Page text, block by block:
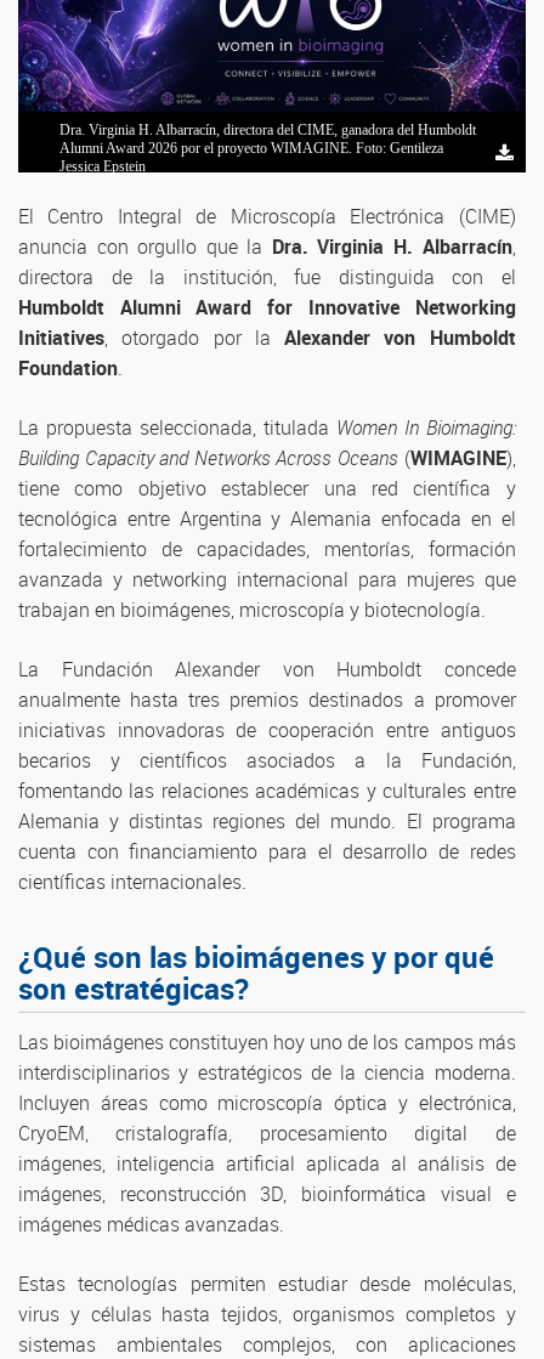
Dra. Virginia H. Albarracín, directora del CIME, ganadora del Humboldt
Alumni Award 2026 por el proyecto WIMAGINE. Foto: Gentileza
Jessica Epstein
Dra. Virginia H. Albarracín, directora del CIME, ganadora del Humboldt
Alumni Award 2026 por el proyecto WIMAGINE. Foto: Gentileza
Jessica Epstein
Dra. Virginia H. Albarracín, directora del CIME, ganadora del Humboldt
Alumni Award 2026 por el proyecto WIMAGINE. Foto: Gentileza
Jessica Epstein
Dra. Virginia H. Albarracín, directora del CIME, ganadora del Humboldt
Alumni Award 2026 por el proyecto WIMAGINE. Foto: Gentileza
Jessica Epstein
Dra. Virginia H. Albarracín, directora del CIME, ganadora del Humboldt
Alumni Award 2026 por el proyecto WIMAGINE. Foto: Gentileza
Jessica Epstein
El Centro Integral de Microscopía Electrónica (CIME)
anuncia con orgullo que la Dra. Virginia H. Albarracín,
directora de la institución, fue distinguida con el
Humboldt Alumni Award for Innovative Networking
Initiatives, otorgado por laAlexander von Humboldt
Foundation.
La propuesta seleccionada, titulada Women In Bioimaging:
Building Capacity and Networks Across Oceans (WIMAGINE),
tiene como objetivo establecer una red científica y
tecnológica entre Argentina y Alemania enfocada en el
fortalecimiento de capacidades, mentorías, formación
avanzada y networking internacional para mujeres que
trabajan en bioimágenes, microscopía y biotecnología.
La Fundación Alexander von Humboldt concede
anualmente hasta tres premios destinados a promover
iniciativas innovadoras de cooperación entre antiguos
becarios y científicos asociados a la Fundación,
fomentando las relaciones académicas y culturales entre
Alemania y distintas regiones del mundo. El programa
cuenta con financiamiento para el desarrollo de redes
científicas internacionales.
¿Qué son las bioimágenes y por qué
son estratégicas?
Las bioimágenes constituyen hoy uno de los campos más
interdisciplinarios y estratégicos de la ciencia moderna.
Incluyen áreas como microscopía óptica y electrónica,
CryoEM, cristalografía, procesamiento digital de
imágenes, inteligencia artificial aplicada al análisis de
imágenes, reconstrucción 3D, bioinformática visual e
imágenes médicas avanzadas.
Estas tecnologías permiten estudiar desde moléculas,
virus y células hasta tejidos, organismos completos y
sistemas ambientales complejos, con aplicaciones